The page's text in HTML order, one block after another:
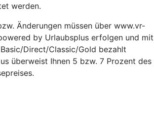
werden.
Änderungen müssen über www.vr-
by Urlaubsplus erfolgen und mit
Direct/Classic/Gold bezahlt
überweist Ihnen 5 bzw. 7 Prozent des